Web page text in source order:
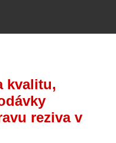
kvalitu,
reziva v